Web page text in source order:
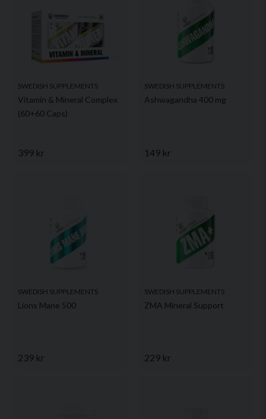
Ja, ni får publicera min fråga
SWEDISH SUPPLEMENTS
Vitamin & Mineral Complex
(60+60 Caps)
399 kr
SWEDISH SUPPLEMENTS
Ashwagandha 400 mg
149 kr
SWEDISH SUPPLEMENTS
Lions Mane 500
239 kr
SWEDISH SUPPLEMENTS
ZMA Mineral Support
229 kr